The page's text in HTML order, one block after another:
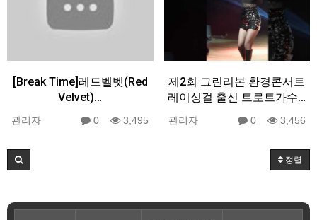
[Break Time]레드벨벳(Red
Velvet)…
관리자 0 3,495
제2회 그린리본 환경콘서트
레이싱걸 출신 트로트가수…
관리자 0 3,456
정렬